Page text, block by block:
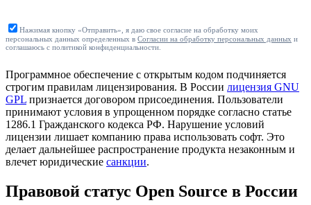
Нажимая кнопку «Отправить», я даю свое согласие на обработку моих
персональных данных определенных в Согласии на обработку персональных данных и
соглашаюсь с политикой конфиденциальности.
Программное обеспечение с открытым кодом подчиняется
строгим правилам лицензирования. В России лицензия GNU
GPL признается договором присоединения. Пользователи
принимают условия в упрощенном порядке согласно статье
1286.1 Гражданского кодекса РФ. Нарушение условий
лицензии лишает компанию права использовать софт. Это
делает дальнейшее распространение продукта незаконным и
влечет юридические санкции.
Правовой статус Open Source в России